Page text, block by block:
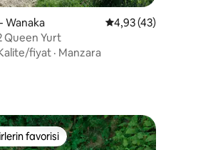
Wanaka 5 üzerinden
4,93 (43)
Queen Yurt
fiyat · Manzara
favorilerinden en beğenilenler arasında
favorisi